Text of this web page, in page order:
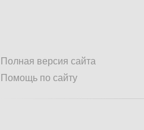
Полная версия сайта
Помощь по сайту